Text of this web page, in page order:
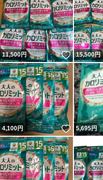
11,500円 いいね！
15,500円
4,100円 いいね！
5,695円